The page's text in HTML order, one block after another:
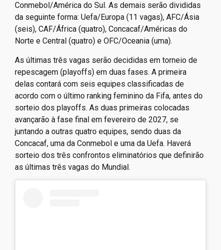
Conmebol/América do Sul. As demais serão divididas
da seguinte forma: Uefa/Europa (11 vagas), AFC/Ásia
(seis), CAF/África (quatro), Concacaf/Américas do
Norte e Central (quatro) e OFC/Oceania (uma).
As últimas três vagas serão decididas em torneio de
repescagem (playoffs) em duas fases. A primeira
delas contará com seis equipes classificadas de
acordo com o último ranking feminino da Fifa, antes do
sorteio dos playoffs. As duas primeiras colocadas
avançarão à fase final em fevereiro de 2027, se
juntando a outras quatro equipes, sendo duas da
Concacaf, uma da Conmebol e uma da Uefa. Haverá
sorteio dos três confrontos eliminatórios que definirão
as últimas três vagas do Mundial.